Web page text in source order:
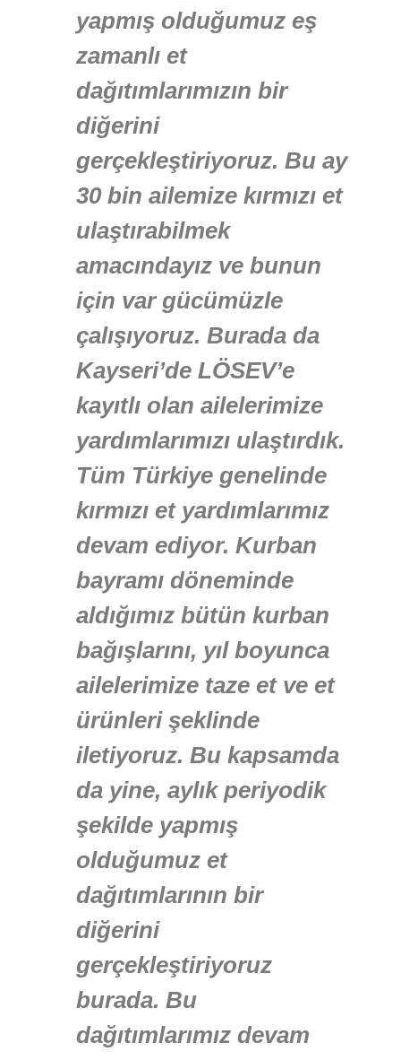
yapmış olduğumuz eş
zamanlı et
dağıtımlarımızın bir
diğerini
gerçekleştiriyoruz. Bu ay
30 bin ailemize kırmızı et
ulaştırabilmek
amacındayız ve bunun
için var gücümüzle
çalışıyoruz. Burada da
Kayseri’de LÖSEV’e
kayıtlı olan ailelerimize
yardımlarımızı ulaştırdık.
Tüm Türkiye genelinde
kırmızı et yardımlarımız
devam ediyor. Kurban
bayramı döneminde
aldığımız bütün kurban
bağışlarını, yıl boyunca
ailelerimize taze et ve et
ürünleri şeklinde
iletiyoruz. Bu kapsamda
da yine, aylık periyodik
şekilde yapmış
olduğumuz et
dağıtımlarının bir
diğerini
gerçekleştiriyoruz
burada. Bu
dağıtımlarımız devam